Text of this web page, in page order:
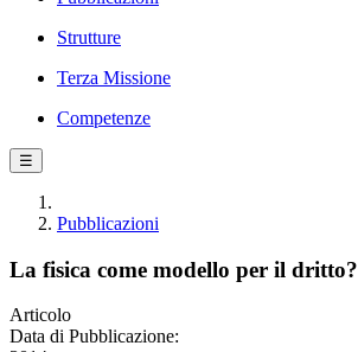
Strutture
Terza Missione
Competenze
☰
Pubblicazioni
La fisica come modello per il dritto?
Articolo
Data di Pubblicazione: